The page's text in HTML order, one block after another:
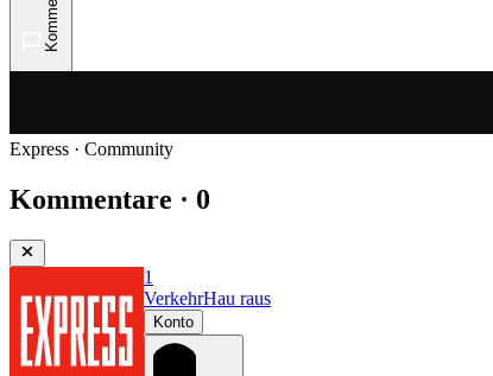
Express · Community
Kommentare · 0
1
VerkehrHau raus
Konto